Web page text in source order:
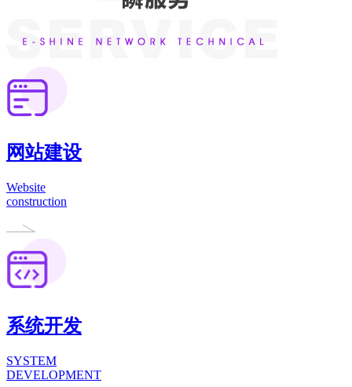
网站建设
Website
construction
系统开发
SYSTEM
DEVELOPMENT